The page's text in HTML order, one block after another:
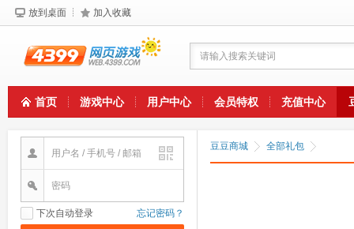
放到桌面 加入收藏
请输入搜索关键词
首页 游戏中心 用户中心 会员特权 充值中心
用户名 / 手机号 / 邮箱
密码
下次自动登录 忘记密码？
豆豆商城 全部礼包